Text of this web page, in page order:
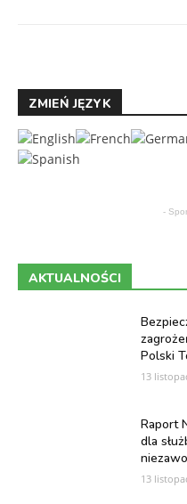
ZMIEŃ JĘZYK
-
AKTUALNOŚCI
Polski
13
Raport
dla
13